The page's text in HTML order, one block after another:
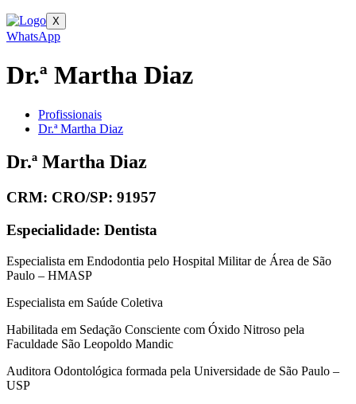
X
WhatsApp
Dr.ª Martha Diaz
Profissionais
Dr.ª Martha Diaz
Dr.ª Martha Diaz
CRM: CRO/SP: 91957
Especialidade: Dentista
Especialista em Endodontia pelo Hospital Militar de Área de São
Paulo – HMASP
Especialista em Saúde Coletiva
Habilitada em Sedação Consciente com Óxido Nitroso pela
Faculdade São Leopoldo Mandic
Auditora Odontológica formada pela Universidade de São Paulo –
USP